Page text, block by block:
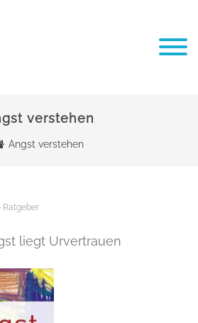
verstehen
Angst verstehen
Ratgeber
liegt Urvertrauen